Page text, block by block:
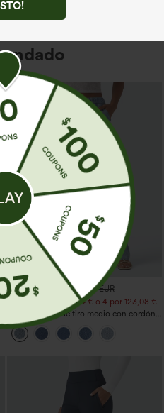
+5
€44,95 EUR
€49,95 EUR
Compra 2 por 61,54 € o 4 por 123,08 €.
Jeans casual de tiro medio con cordón y
bolsillos